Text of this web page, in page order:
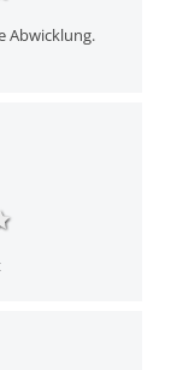
Abwicklung.